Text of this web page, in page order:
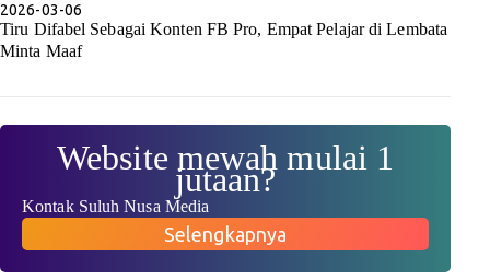
2026-03-06
Tiru Difabel Sebagai Konten FB Pro, Empat Pelajar di Lembata
Minta Maaf
Website mewah mulai 1
jutaan?
Kontak Suluh Nusa Media
Selengkapnya